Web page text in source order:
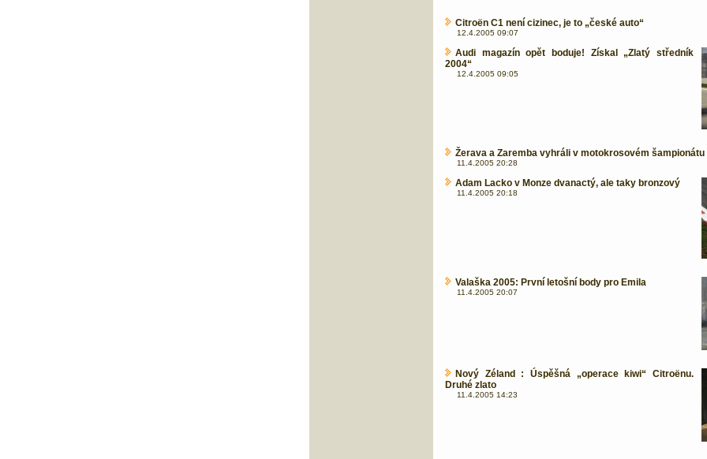
Citroën C1 není cizinec, je to „české auto“
12.4.2005 09:07
Audi magazín opět boduje! Získal „Zlatý středník
2004“
12.4.2005 09:05
Žerava a Zaremba vyhráli v motokrosovém šampionátu
11.4.2005 20:28
Adam Lacko v Monze dvanactý, ale taky bronzový
11.4.2005 20:18
Valaška 2005: První letošní body pro Emila
11.4.2005 20:07
Nový Zéland : Úspěšná „operace kiwi“ Citroënu.
Druhé zlato
11.4.2005 14:23